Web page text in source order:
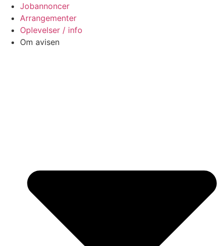
Jobannoncer
Arrangementer
Oplevelser / info
Om avisen